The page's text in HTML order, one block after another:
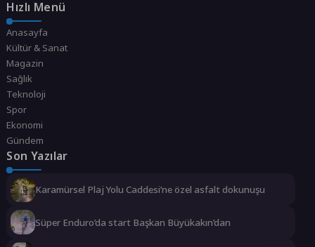
Hızlı Menü
Anasayfa
Kültür & Sanat
Magazin
Sağlık
Teknoloji
Spor
Ekonomi
Gündem
Son Yazılar
Karamürsel Plaj Yolu Caddesi’ne özel asfalt dokunuşu
Süper Enduro’da start Başkan Büyükakın’dan